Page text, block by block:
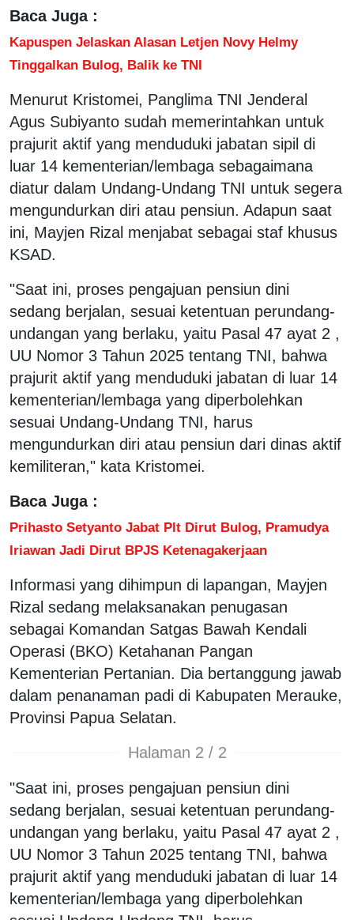
Baca Juga :
Kapuspen Jelaskan Alasan Letjen Novy Helmy
Tinggalkan Bulog, Balik ke TNI
Menurut Kristomei, Panglima TNI Jenderal
Agus Subiyanto sudah memerintahkan untuk
prajurit aktif yang menduduki jabatan sipil di
luar 14 kementerian/lembaga sebagaimana
diatur dalam Undang-Undang TNI untuk segera
mengundurkan diri atau pensiun. Adapun saat
ini, Mayjen Rizal menjabat sebagai staf khusus
KSAD.
"Saat ini, proses pengajuan pensiun dini
sedang berjalan, sesuai ketentuan perundang-
undangan yang berlaku, yaitu Pasal 47 ayat 2 ,
UU Nomor 3 Tahun 2025 tentang TNI, bahwa
prajurit aktif yang menduduki jabatan di luar 14
kementerian/lembaga yang diperbolehkan
sesuai Undang-Undang TNI, harus
mengundurkan diri atau pensiun dari dinas aktif
kemiliteran," kata Kristomei.
Baca Juga :
Prihasto Setyanto Jabat Plt Dirut Bulog, Pramudya
Iriawan Jadi Dirut BPJS Ketenagakerjaan
Informasi yang dihimpun di lapangan, Mayjen
Rizal sedang melaksanakan penugasan
sebagai Komandan Satgas Bawah Kendali
Operasi (BKO) Ketahanan Pangan
Kementerian Pertanian. Dia bertanggung jawab
dalam penanaman padi di Kabupaten Merauke,
Provinsi Papua Selatan.
Halaman 2 / 2
"Saat ini, proses pengajuan pensiun dini
sedang berjalan, sesuai ketentuan perundang-
undangan yang berlaku, yaitu Pasal 47 ayat 2 ,
UU Nomor 3 Tahun 2025 tentang TNI, bahwa
prajurit aktif yang menduduki jabatan di luar 14
kementerian/lembaga yang diperbolehkan